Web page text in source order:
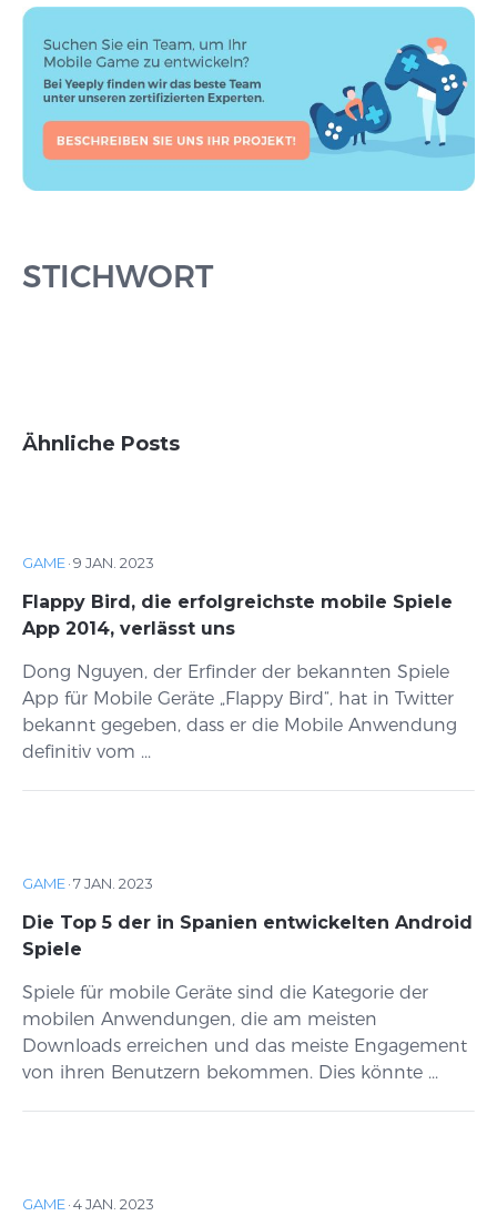
STICHWORT
Ähnliche Posts
GAME·9 JAN. 2023
Flappy Bird, die erfolgreichste mobile Spiele
App 2014, verlässt uns
Dong Nguyen, der Erfinder der bekannten Spiele
App für Mobile Geräte „Flappy Bird“, hat in Twitter
bekannt gegeben, dass er die Mobile Anwendung
definitiv vom ...
GAME·7 JAN. 2023
Die Top 5 der in Spanien entwickelten Android
Spiele
Spiele für mobile Geräte sind die Kategorie der
mobilen Anwendungen, die am meisten
Downloads erreichen und das meiste Engagement
von ihren Benutzern bekommen. Dies könnte ...
GAME·4 JAN. 2023